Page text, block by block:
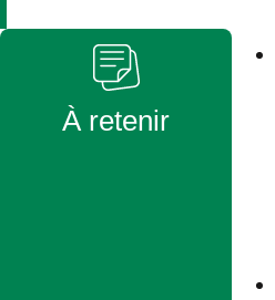
À retenir